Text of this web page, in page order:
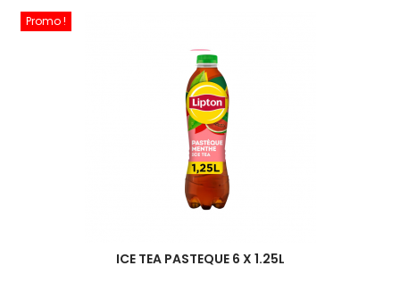
Promo !
ICE TEA PASTEQUE 6 X 1.25L